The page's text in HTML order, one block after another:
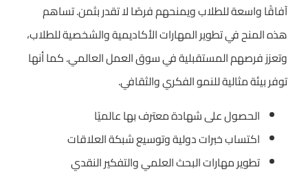
آفاقًا واسعة للطلاب ويمنحهم فرصًا لا تقدر بثمن. تساهم
هذه المنح في تطوير المهارات الأكاديمية والشخصية للطلاب،
وتعزز فرصهم المستقبلية في سوق العمل العالمي. كما أنها
توفر بيئة مثالية للنمو الفكري والثقافي.
الحصول على شهادة معترف بها عالميًا
اكتساب خبرات دولية وتوسيع شبكة العلاقات
تطوير مهارات البحث العلمي والتفكير النقدي